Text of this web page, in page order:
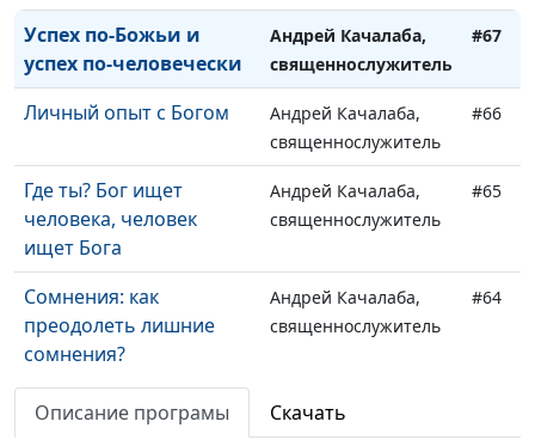
Успех по-Божьи и
успех по-человечески
Андрей Качалаба,
священнослужитель
#67
Личный опыт с Богом
Андрей Качалаба,
священнослужитель
#66
Где ты? Бог ищет
человека, человек
ищет Бога
Андрей Качалаба,
священнослужитель
#65
Сомнения: как
преодолеть лишние
сомнения?
Андрей Качалаба,
священнослужитель
#64
Христианская жизнь:
внешнее и внутреннее
Андрей Качалаба,
священнослужитель
Описание програмы Скачать